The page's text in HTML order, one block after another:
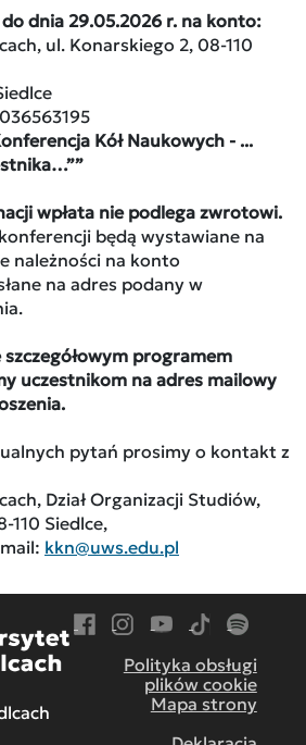
dnia 29.05.2026 r. na konto:
ul. Konarskiego 2, 08-110
Kół Naukowych - ...
wpłata nie podlega zwrotowi.
będą wystawiane na
należności na konto
na adres podany w
programem
uczestnikom na adres mailowy
pytań prosimy o kontakt z
Dział Organizacji Studiów,
110 Siedlce,
kkn@uws.edu.pl
Polityka obsługi
plików cookie
Mapa strony